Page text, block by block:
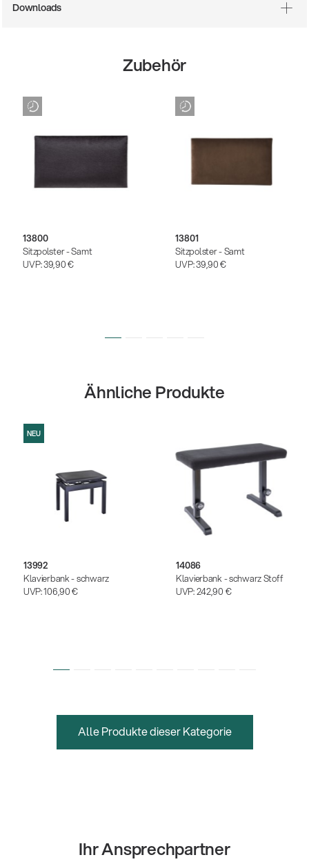
Downloads
Zubehör
13800
Sitzpolster - Samt
UVP:39,90 €
13801
Sitzpolster - Samt
UVP:39,90 €
Ähnliche Produkte
NEU
13992
Klavierbank - schwarz
UVP:106,90 €
14086
Klavierbank - schwarz Stoff
UVP:242,90 €
Alle Produkte dieser Kategorie
Ihr Ansprechpartner